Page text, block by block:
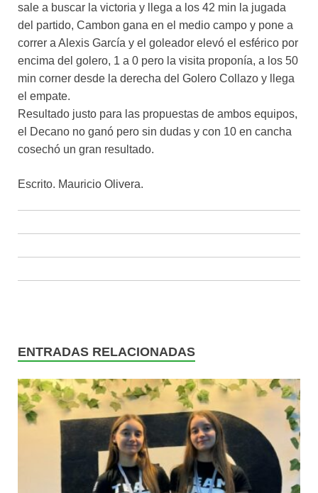
sale a buscar la victoria y llega a los 42 min la jugada
del partido, Cambon gana en el medio campo y pone a
correr a Alexis García y el goleador elevó el esférico por
encima del golero, 1 a 0 pero la visita proponía, a los 50
min corner desde la derecha del Golero Collazo y llega
el empate.
Resultado justo para las propuestas de ambos equipos,
el Decano no ganó pero sin dudas y con 10 en cancha
cosechó un gran resultado.
Escrito. Mauricio Olivera.
ENTRADAS RELACIONADAS